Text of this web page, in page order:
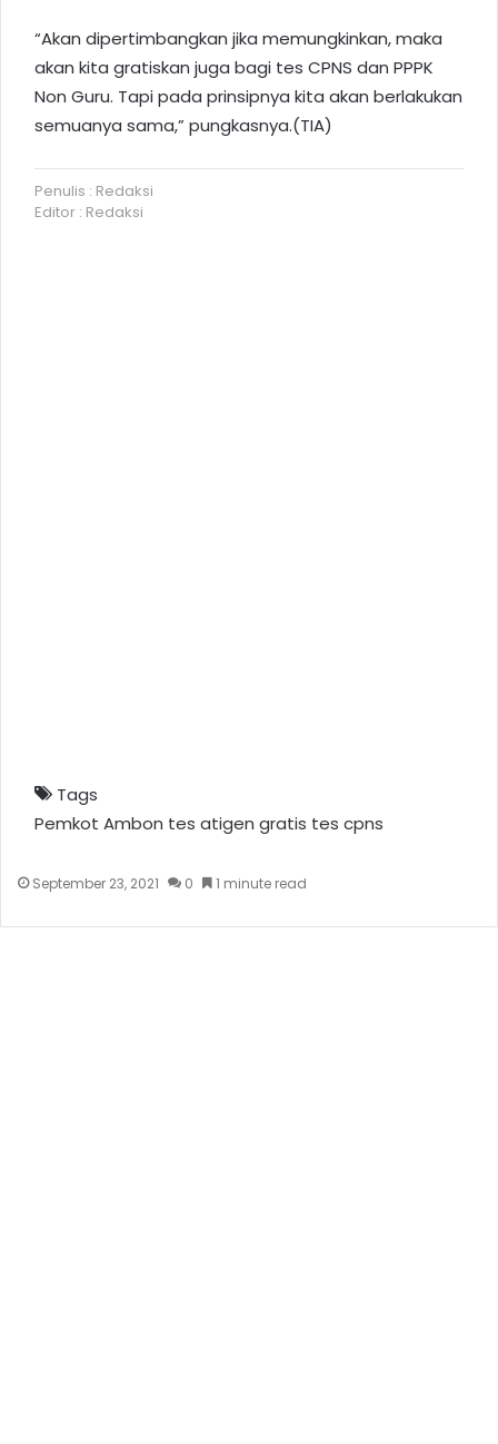
“Akan dipertimbangkan jika memungkinkan, maka
akan kita gratiskan juga bagi tes CPNS dan PPPK
Non Guru. Tapi pada prinsipnya kita akan berlakukan
semuanya sama,” pungkasnya.(TIA)
Penulis : Redaksi
Editor : Redaksi
Tags
Pemkot Ambon tes atigen gratis tes cpns
September 23, 2021 0 1 minute read